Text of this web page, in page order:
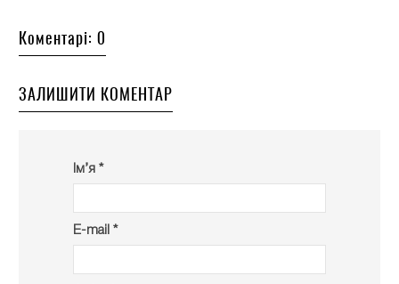
Коментарі: 0
ЗАЛИШИТИ КОМЕНТАР
Ім’я *
E-mail *